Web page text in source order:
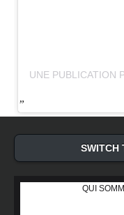
SWITCH
QUI